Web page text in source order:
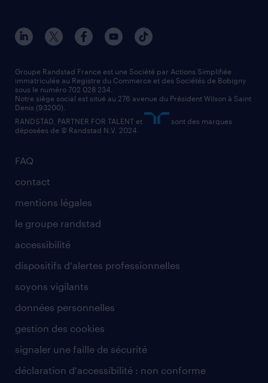
manutentionnaire
assistant administratif
comptable
contact entreprise
faq intérim / recrutement
nos agences par ville
nos agences par région
nos cabinets de recrutement
FAQ
contact
mentions légales
le groupe randstad
accessibilité
dispositifs d'alertes professionnelles
soyons vigilants
données personnelles
gestion des cookies
signaler une faille de sécurité
déclaration d'accessibilité : non conforme
Groupe Randstad France est une Société par Actions Simplifiée
immatriculée au Registre du Commerce et des Sociétés de Bobigny
sous le numéro 702 028 234.
Notre siège social est situé au 276 avenue du Président Wilson à Saint
Denis (93200).
RANDSTAD, PARTNER FOR TALENT et
sont des marques
déposées de © Randstad N.V. 2024.